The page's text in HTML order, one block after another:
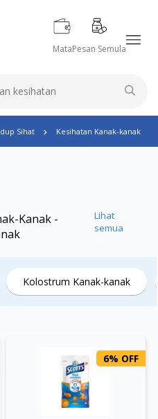
MataPesan Semula
Sihat Kesihatan Kanak-kanak
Kanak -
Lihat
semua
Kolostrum Kanak-kanak
6% OFF